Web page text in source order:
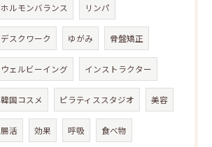
ホルモンバランス リンパ
デスクワーク ゆがみ 骨盤矯正
ウェルビーイング インストラクター
韓国コスメ ピラティススタジオ 美容
腸活 効果 呼吸 食べ物